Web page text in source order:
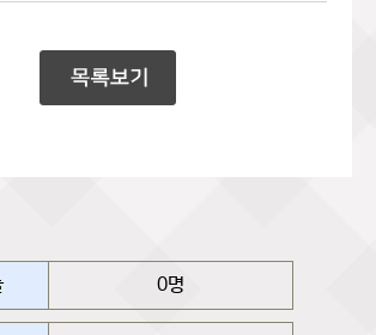
0명